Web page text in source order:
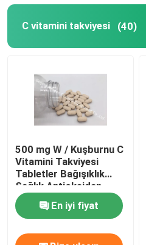
C vitamini takviyesi (40)
500 mg W / Kuşburnu C
Vitamini Takviyesi
Tabletler Bağışıklık
Sağlık Antioksidan
Koruma CTDA
En iyi fiyat